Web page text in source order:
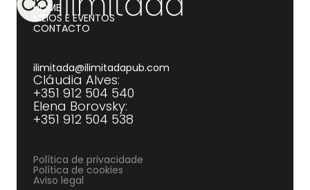
HOME
MEIOS E EVENTOS
CONTACTO
ilimitada@ilimitadapub.com
Cláudia Alves:
+351 912 504 540‍
Elena Borovsky:
+351 912 504 538
Política de privacidade
Política de cookies
Aviso legal